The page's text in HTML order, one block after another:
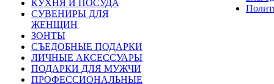
КУХНЯ И ПОСУДА
СУВЕНИРЫ ДЛЯ
ЖЕНЩИН
ЗОНТЫ
СЪЕДОБНЫЕ ПОДАРКИ
ЛИЧНЫЕ АКСЕССУАРЫ
ПОДАРКИ ДЛЯ МУЖЧИ
ПРОФЕССИОНАЛЬНЫЕ